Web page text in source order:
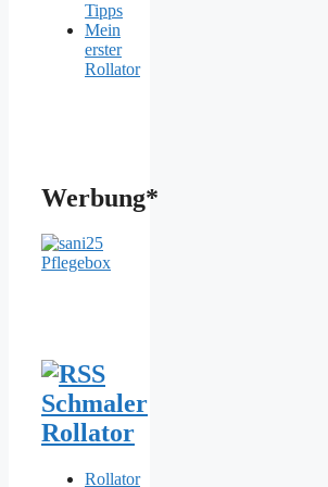
Tipps
Mein
erster
Rollator
Werbung*
Schmaler
Rollator
Rollator